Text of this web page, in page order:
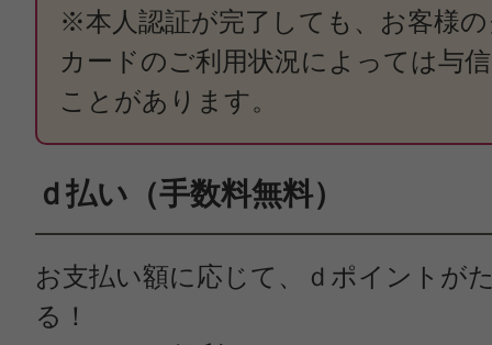
※本人認証が完了しても、お客様
カードのご利用状況によっては与
ことがあります。
ｄ払い（手数料無料）
お支払い額に応じて、ｄポイントが
る！